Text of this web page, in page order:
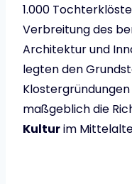
1.000
Verbreitung des
Architektur und
legten den
maßgeblich die
Kulturim